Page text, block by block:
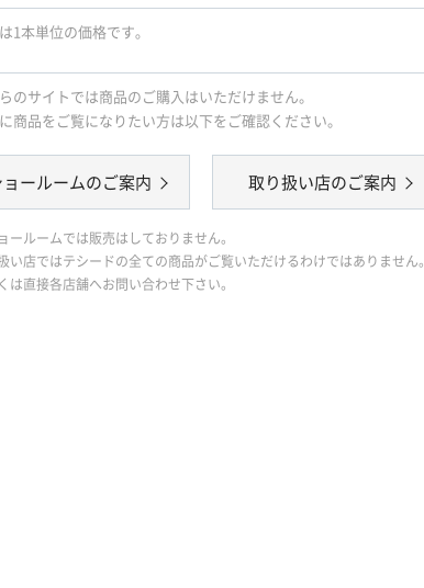
1本単位の価格です｡
のサイトでは商品のご購入はいただけません。
商品をご覧になりたい方は以下をご確認ください。
ョールームのご案内 取り扱い店のご案内
ールームでは販売はしておりません。
い店ではテシードの全ての商品がご覧いただけるわけではありません。
は直接各店舗へお問い合わせ下さい。